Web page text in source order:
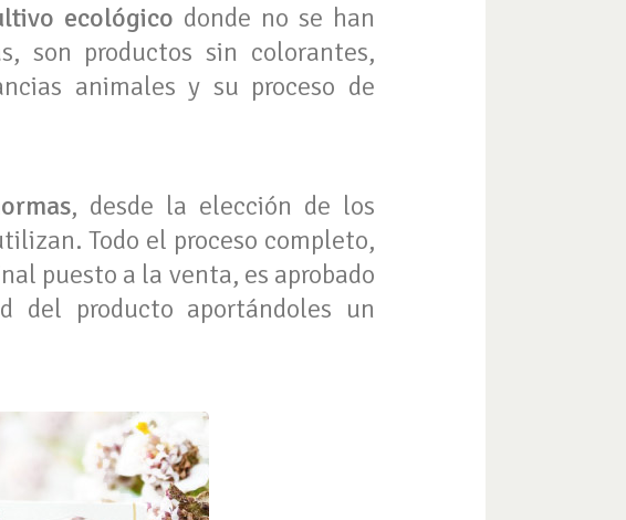
ecológico donde no se han
son productos sin colorantes,
animales y su proceso de
, desde la elección de los
Todo el proceso completo,
puesto a la venta, es aprobado
del producto aportándoles un